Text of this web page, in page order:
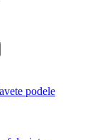
podele